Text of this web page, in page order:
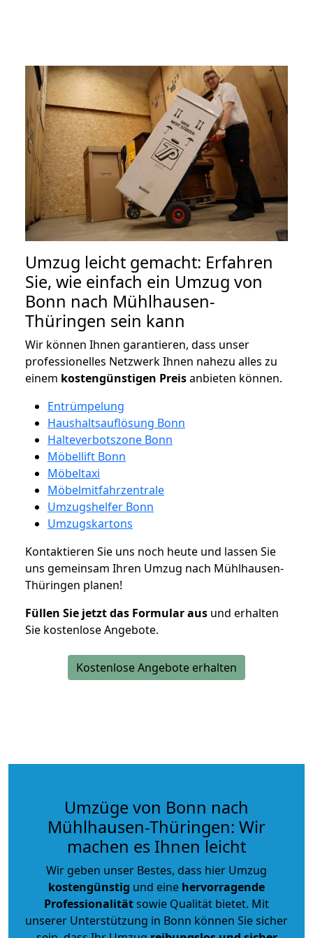
Umzug leicht gemacht: Erfahren
Sie, wie einfach ein Umzug von
Bonn nach Mühlhausen-
Thüringen sein kann
Wir können Ihnen garantieren, dass unser
professionelles Netzwerk Ihnen nahezu alles zu
einem kostengünstigen Preisanbieten können.
Entrümpelung
Haushaltsauflösung Bonn
Halteverbotszone Bonn
Möbellift Bonn
Möbeltaxi
Möbelmitfahrzentrale
Umzugshelfer Bonn
Umzugskartons
Kontaktieren Sie uns noch heute und lassen Sie
uns gemeinsam Ihren Umzug nach Mühlhausen-
Thüringen planen!
Füllen Sie jetzt das Formular aus und erhalten
Sie kostenlose Angebote.
Kostenlose Angebote erhalten
Umzüge von Bonn nach
Mühlhausen-Thüringen: Wir
machen es Ihnen leicht
Wir geben unser Bestes, dass hier Umzug
kostengünstig und eine hervorragende
Professionalitätsowie Qualität bietet. Mit
unserer Unterstützung in Bonn können Sie sicher